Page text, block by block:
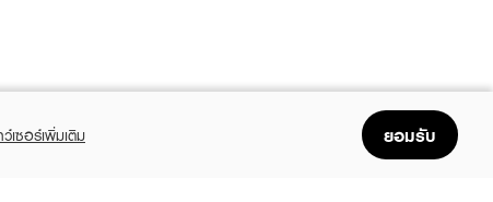
เซอร์เพิ่มเติม ยอมรับ